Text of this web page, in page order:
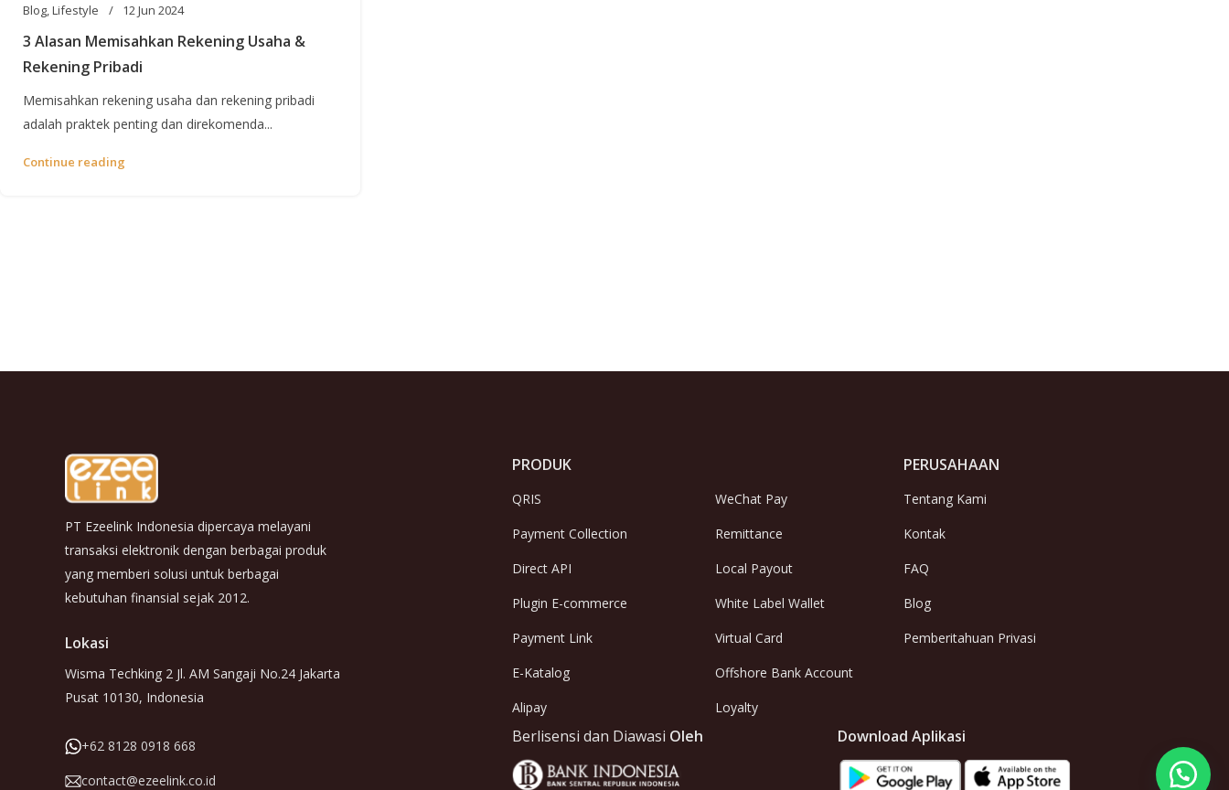
Blog,Lifestyle 12 Jun 2024
3 Alasan Memisahkan Rekening Usaha &
Rekening Pribadi
Memisahkan rekening usaha dan rekening pribadi
adalah praktek penting dan direkomenda...
Continue reading
PT Ezeelink Indonesia dipercaya melayani
transaksi elektronik dengan berbagai produk
yang memberi solusi untuk berbagai
kebutuhan finansial sejak 2012.
Lokasi
Wisma Techking 2 Jl. AM Sangaji No.24 Jakarta
Pusat 10130, Indonesia
+62 8128 0918 668
contact@ezeelink.co.id
PRODUK
QRIS
Payment Collection
Direct API
Plugin E-commerce
Payment Link
E-Katalog
Alipay
WeChat Pay
Remittance
Local Payout
White Label Wallet
Virtual Card
Offshore Bank Account
Loyalty
PERUSAHAAN
Tentang Kami
Kontak
FAQ
Blog
Pemberitahuan Privasi
Berlisensi dan Diawasi Oleh Download Aplikasi